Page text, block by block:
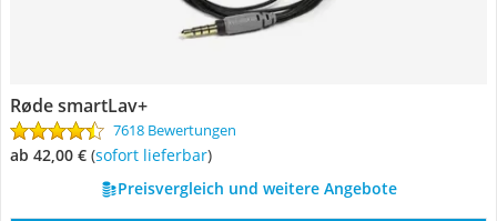
Røde smartLav+
7618 Bewertungen
ab 42,00 € ( Sofort lieferbar)
Preisvergleich und weitere Angebote